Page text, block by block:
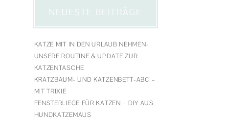
NEUESTE BEITRÄGE
KATZE MIT IN DEN URLAUB NEHMEN-
UNSERE ROUTINE & UPDATE ZUR
KATZENTASCHE
KRATZBAUM- UND KATZENBETT-ABC –
MIT TRIXIE
FENSTERLIEGE FÜR KATZEN – DIY AUS
HUNDKATZEMAUS